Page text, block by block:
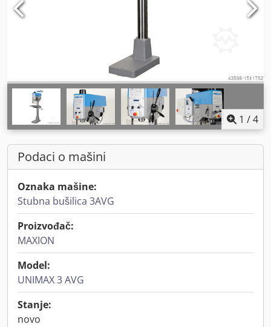
1 /4
Podaci o mašini
Oznaka mašine:
Stubna bušilica 3AVG
Proizvođač:
MAXION
Model:
UNIMAX 3 AVG
Stanje:
novo